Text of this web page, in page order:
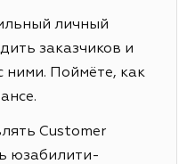
личный
заказчиков и
ними. Поймёте, как
Customer
юзабилити-